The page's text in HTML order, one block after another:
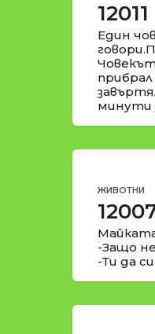
12011
Един
Човекът
прибрал
минути
ЖИВОТНИ
-Защо
-Ти да